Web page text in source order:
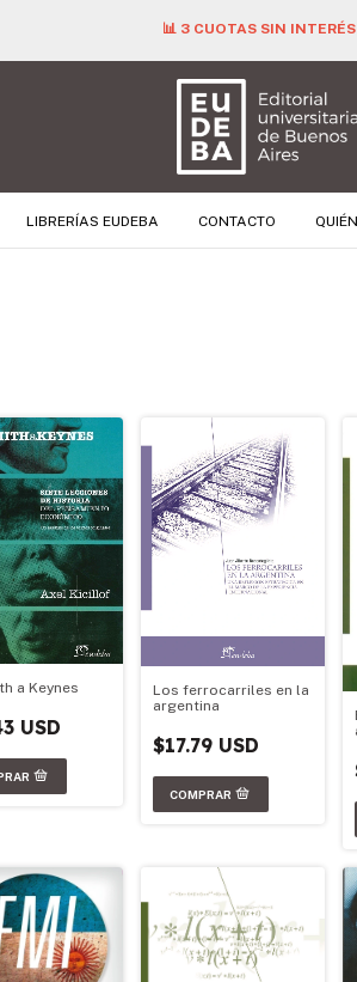
📊 3 CUOTAS SIN INTERÉS
LIBRERÍAS EUDEBA CONTACTO
a Keynes
USD
Los ferrocarriles en la
argentina
$17.79 USD